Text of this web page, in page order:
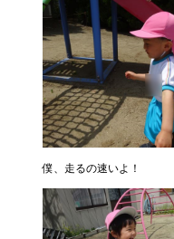
僕、走るの速いよ！